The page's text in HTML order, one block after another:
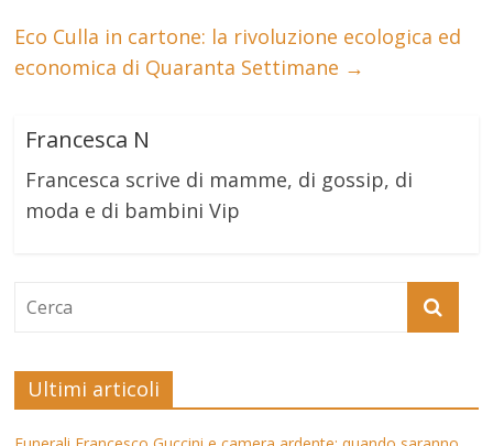
Eco Culla in cartone: la rivoluzione ecologica ed
economica di Quaranta Settimane →
Francesca N
Francesca scrive di mamme, di gossip, di
moda e di bambini Vip
Ultimi articoli